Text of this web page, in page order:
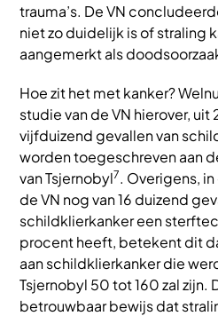
trauma’s. De VN
niet zo duidelijk is of straling
aangemerkt als
Hoe zit het met kanker?
studie van de VN hierover,
vijfduizend gevallen van
worden toegeschreven aan
van Tsjernobyl7. Overigens,
de VN nog van 16 duizend
schildklierkanker een
procent heeft, betekent dit
aan schildklierkanker die
Tsjernobyl 50 tot 160 zal zijn.
betrouwbaar bewijs dat